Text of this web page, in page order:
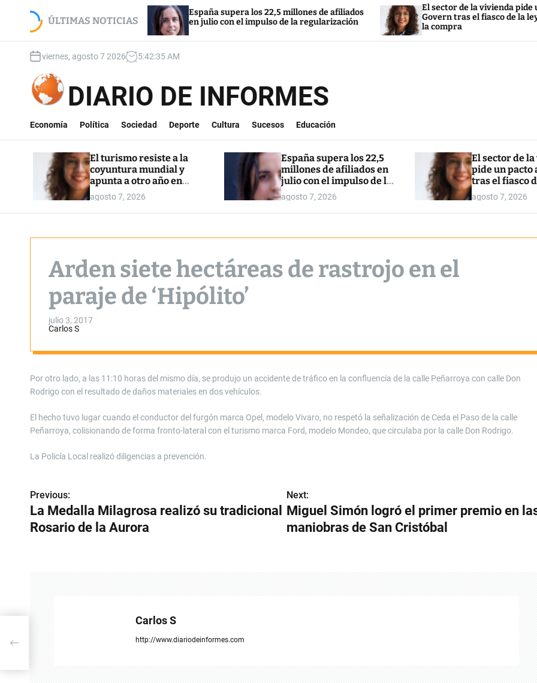
e
ÚLTIMAS NOTICIAS
mundial y
España supera los 22,5 millones de afiliados
en julio con el impulso de la regularización
El sector de la vivienda pide un pacto
Govern tras el fiasco de la ley para
la compra
viernes, agosto 7 2026 5:42:36AM
DIARIO DE INFORMES
Economía Política Sociedad Deporte Cultura Sucesos Educación
El turismo resiste a la
coyuntura mundial y
apunta a otro año en
máximos
agosto 7, 2026
España supera los 22,5
millones de afiliados en
julio con el impulso de la
regularización
agosto 7, 2026
El sector de
pide un pacto
tras el fiasco
para restringir
compra
agosto 7, 2026
Arden siete hectáreas de rastrojo en el
paraje de ‘Hipólito’
julio 3, 2017
Carlos S
Por otro lado, a las 11:10 horas del mismo día, se produjo un accidente de tráfico en la confluencia de la calle Peñarroya con calle Don
Rodrigo con el resultado de daños materiales en dos vehículos.
El hecho tuvo lugar cuando el conductor del furgón marca Opel, modelo Vivaro, no respetó la señalización de Ceda el Paso de la calle
Peñarroya, colisionando de forma fronto-lateral con el turismo marca Ford, modelo Mondeo, que circulaba por la calle Don Rodrigo.
La Policía Local realizó diligencias a prevención.
N
a
a
Previous:
La Medalla Milagrosa realizó su tradicional
Rosario de la Aurora
Next:
Miguel Simón logró el primer premio en
maniobras de San Cristóbal
Carlos S
http://www.diariodeinformes.com